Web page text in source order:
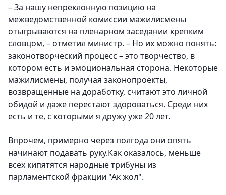
– За нашу непреклонную позицию на
межведомственной комиссии мажилисмены
отыгрываются на пленарном заседании крепким
словцом, – отметил министр. – Но их можно понять:
законотворческий процесс – это творчество, в
котором есть и эмоциональная сторона. Некоторые
мажилисмены, получая законопроекты,
возвращенные на доработку, считают это личной
обидой и даже перестают здороваться. Среди них
есть и те, с которыми я дружу уже 20 лет.
Впрочем, примерно через полгода они опять
начинают подавать руку.Как оказалось, меньше
всех кипятятся народные трибуны из
парламентской фракции "Ак жол".